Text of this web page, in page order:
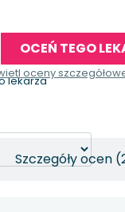
OCEŃ TEGO
lekarza
oceny
Szczegóły ocen